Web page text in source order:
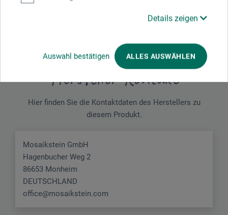
Details zeigen
Auswahl bestätigen ALLES AUSWÄHLEN
Hersteller-Kontakt
Hier finden Sie die Kontaktdaten des Herstellers zu
diesem Produkt.
Mosaikstein GmbH
Hagenbucher Weg 2
86653 Monheim
DEUTSCHLAND
office@mosaikstein.com